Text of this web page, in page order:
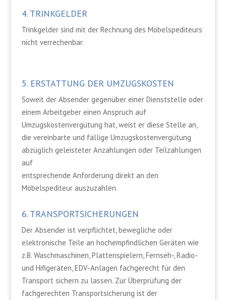
4. TRINKGELDER
Trinkgelder sind mit der Rechnung des Möbelspediteurs
nicht verrechenbar.
5. ERSTATTUNG DER UMZUGSKOSTEN
Soweit der Absender gegenüber einer Dienststelle oder
einem Arbeitgeber einen Anspruch auf
Umzugskostenvergütung hat, weist er diese Stelle an,
die vereinbarte und fällige Umzugskostenvergütung
abzüglich geleisteter Anzahlungen oder Teilzahlungen
auf
entsprechende Anforderung direkt an den
Möbelspediteur auszuzahlen.
6. TRANSPORTSICHERUNGEN
Der Absender ist verpflichtet, bewegliche oder
elektronische Teile an hochempfindlichen Geräten wie
z.B. Waschmaschinen, Plattenspielern, Fernseh-, Radio-
und Hifigeräten, EDV-Anlagen fachgerecht für den
Transport sichern zu lassen. Zur Überprüfung der
fachgerechten Transportsicherung ist der